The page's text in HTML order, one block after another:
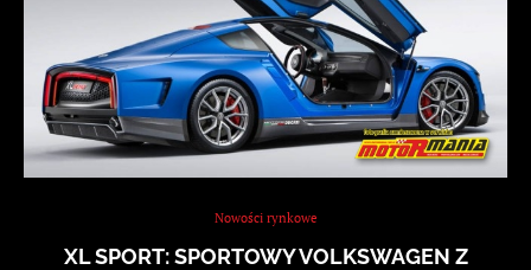
Nowości rynkowe
XL SPORT: SPORTOWY VOLKSWAGEN Z